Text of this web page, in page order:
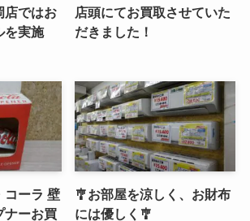
店ではお
を実施
店頭にてお買取させていた
だきました！
コーラ 壁
ナーお買
🎐お部屋を涼しく、お財布
には優しく🎐